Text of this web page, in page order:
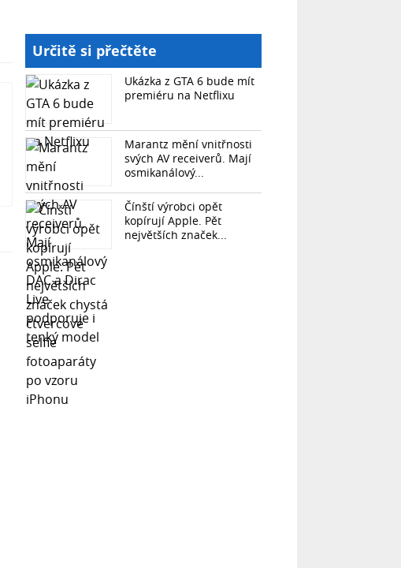
Určitě si přečtěte
Ukázka z GTA 6 bude mít
premiéru na Netflixu
Marantz mění vnitřnosti
svých AV receiverů. Mají
osmikanálový...
Čínští výrobci opět
kopírují Apple. Pět
největších značek...